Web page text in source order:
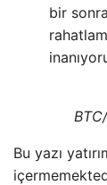
bir
Bu yazı